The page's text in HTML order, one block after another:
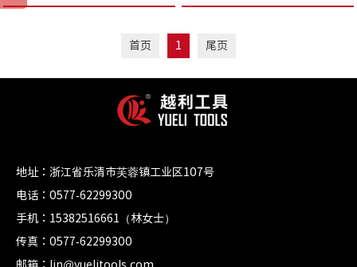
首页 1 尾页
地址：浙江省乐清市芙蓉镇工业区107号
电话：0577-62299300
手机：15382516661（林女士）
传真：0577-62299300
邮箱：lin@yuelitools.com